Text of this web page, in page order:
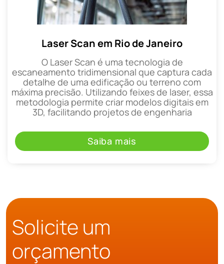
Laser Scan em Rio de Janeiro
O Laser Scan é uma tecnologia de
escaneamento tridimensional que captura cada
detalhe de uma edificação ou terreno com
máxima precisão. Utilizando feixes de laser, essa
metodologia permite criar modelos digitais em
3D, facilitando projetos de engenharia
Saiba mais
Solicite um
orçamento